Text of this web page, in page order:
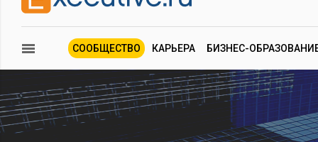
СООБЩЕСТВО КАРЬЕРА БИЗНЕС-